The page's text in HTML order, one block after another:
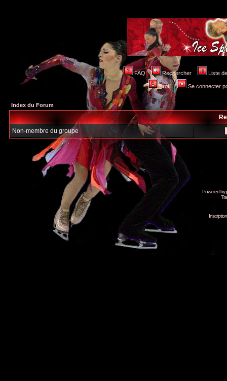
FAQ Rechercher Liste
Profil Se connecter
Index du Forum
Non-membre du groupe
Powered by